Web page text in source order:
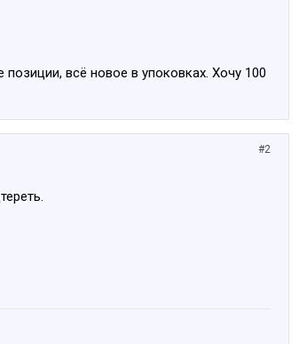
всё новое в упоковках. Хочу 100
#2